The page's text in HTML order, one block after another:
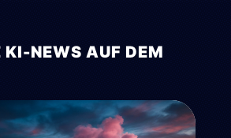
KI-NEWS AUF DEM